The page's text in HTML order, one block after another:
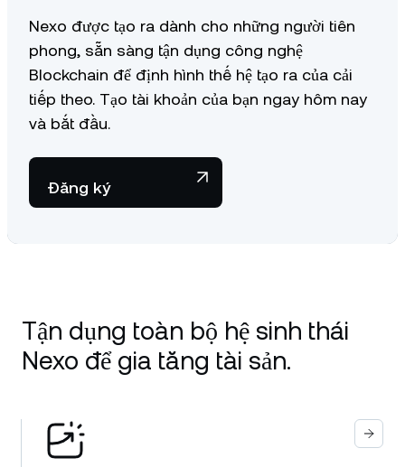
Nexo được tạo ra dành cho những người tiên
phong, sẵn sàng tận dụng công nghệ
Blockchain để định hình thế hệ tạo ra của cải
tiếp theo. Tạo tài khoản của bạn ngay hôm nay
và bắt đầu.
Đăng ký
Tận dụng toàn bộ hệ sinh thái
Nexo để gia tăng tài sản.